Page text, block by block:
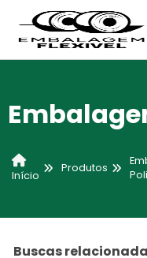
Início
Produtos
Buscas